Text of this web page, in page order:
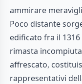
ammirare
Poco distante
edificato fra il
rimasta
affrescato,
rappresentativi